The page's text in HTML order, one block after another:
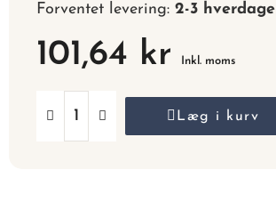
Forventet levering: 2-3 hverdage
101,64 kr Inkl. moms
Læg i kurv